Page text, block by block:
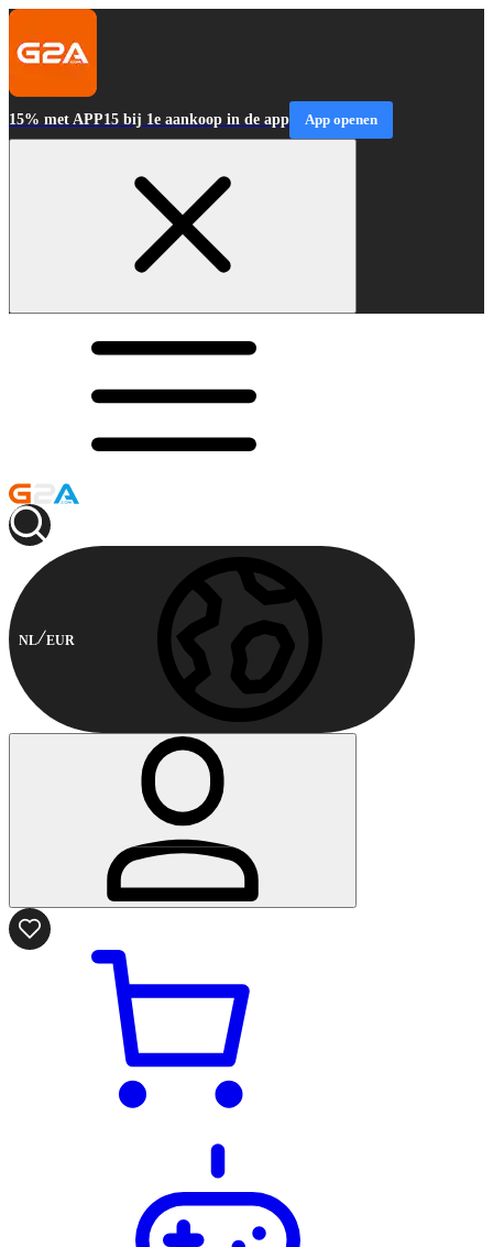
15% met APP15 bij 1e aankoop in de app App openen
NL EUR